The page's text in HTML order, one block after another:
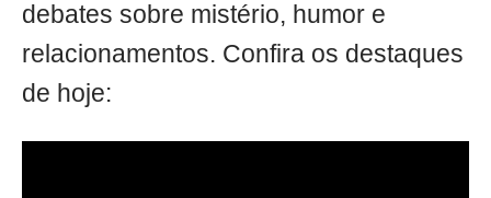
debates sobre mistério, humor e
relacionamentos. Confira os destaques
de hoje: